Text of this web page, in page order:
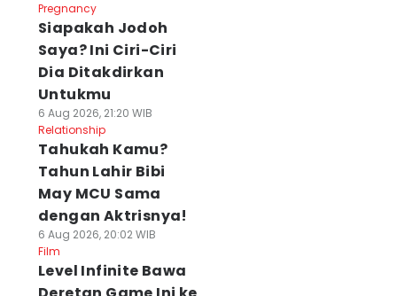
Pregnancy
Siapakah Jodoh
Saya? Ini Ciri-Ciri
Dia Ditakdirkan
Untukmu
6 Aug 2026, 21:20 WIB
Relationship
Tahukah Kamu?
Tahun Lahir Bibi
May MCU Sama
dengan Aktrisnya!
6 Aug 2026, 20:02 WIB
Film
Level Infinite Bawa